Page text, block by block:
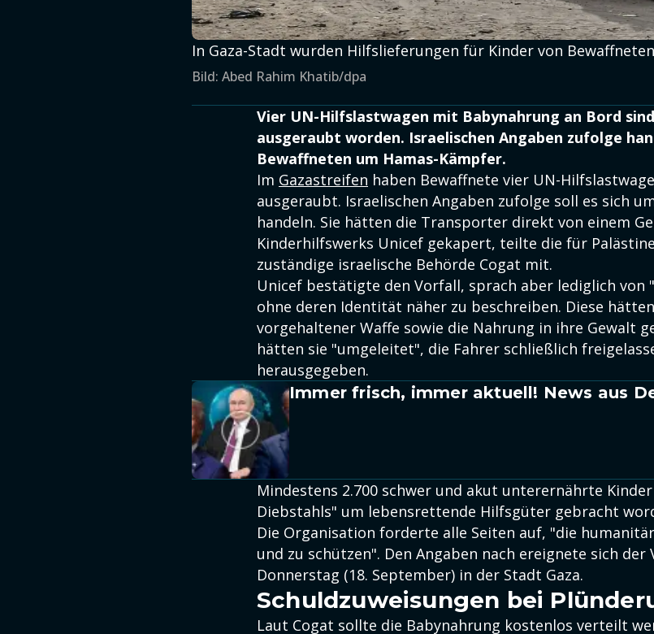
In Gaza-Stadt wurden Hilfslieferungen für Kinder von
Bild: Abed Rahim Khatib/dpa
Vier UN-Hilfslastwagen mit Babynahrung an Bord
ausgeraubt worden. Israelischen Angaben zufolge
Bewaffneten um Hamas-Kämpfer.
Im Gazastreifen haben Bewaffnete vier UN-
ausgeraubt. Israelischen Angaben zufolge soll es sich
handeln. Sie hätten die Transporter direkt von einem
Kinderhilfswerks Unicef gekapert, teilte die für
zuständige israelische Behörde Cogat mit.
Unicef bestätigte den Vorfall, sprach aber lediglich von
ohne deren Identität näher zu beschreiben. Diese
vorgehaltener Waffe sowie die Nahrung in ihre Gewalt
hätten sie "umgeleitet", die Fahrer schließlich
herausgegeben.
Immer frisch, immer aktuell! News aus
Mindestens 2.700 schwer und akut unterernährte
Diebstahls" um lebensrettende Hilfsgüter gebracht
Die Organisation forderte alle Seiten auf, "die
und zu schützen". Den Angaben nach ereignete sich
Donnerstag (18. September) in der Stadt Gaza.
Schuldzuweisungen bei
Laut Cogat sollte die Babynahrung kostenlos verteilt